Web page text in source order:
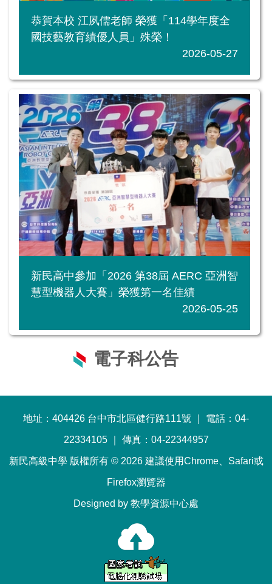
恭賀本校 江夙儒老師 榮獲「114學年度全
國技藝教育績優人員」殊榮！
2026-05-27
新民高中參加「2026 第38屆 AERC 亞洲智
慧型機器人大賽」榮獲第一名佳績
2026-05-25
電子科公告
地址：404426 台中市北區健行路111號 ｜ 電話：04-
22334105 ｜ 傳真：04-22344957
新民高級中學 版權所有 © 2026 建議使用Chrome、Safari或
Firefox瀏覽器
Designed by 教學資源中心處